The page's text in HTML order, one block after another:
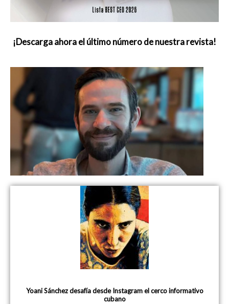
¡Descarga ahora el último número de nuestra revista!
Yoani Sánchez desafía desde Instagram el cerco informativo
cubano